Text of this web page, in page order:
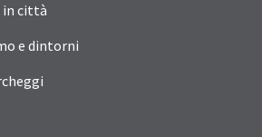
in città
e dintorni